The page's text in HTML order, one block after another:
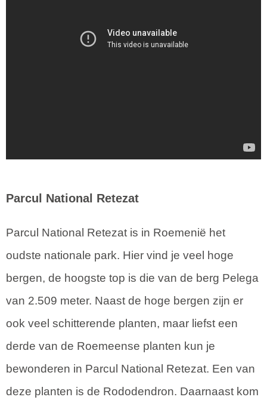
Parcul National Retezat
Parcul National Retezat is in Roemenië het
oudste nationale park. Hier vind je veel hoge
bergen, de hoogste top is die van de berg Pelega
van 2.509 meter. Naast de hoge bergen zijn er
ook veel schitterende planten, maar liefst een
derde van de Roemeense planten kun je
bewonderen in Parcul National Retezat. Een van
deze planten is de Rododendron. Daarnaast kom